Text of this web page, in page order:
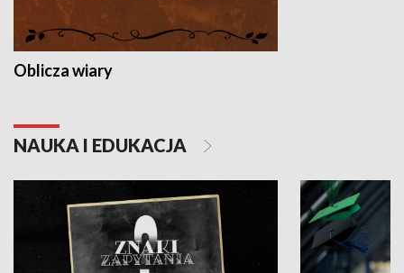
Oblicza wiary
NAUKA I EDUKACJA